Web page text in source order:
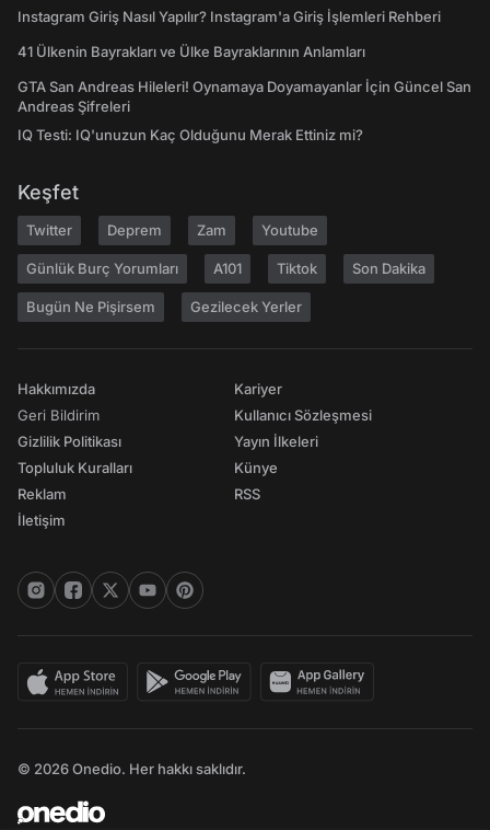
Instagram Giriş Nasıl Yapılır? Instagram'a Giriş İşlemleri Rehberi
41 Ülkenin Bayrakları ve Ülke Bayraklarının Anlamları
GTA San Andreas Hileleri! Oynamaya Doyamayanlar İçin Güncel San
Andreas Şifreleri
IQ Testi: IQ'unuzun Kaç Olduğunu Merak Ettiniz mi?
Keşfet
Twitter Deprem Zam Youtube
Günlük Burç Yorumları A101 Tiktok Son Dakika
Bugün Ne Pişirsem Gezilecek Yerler
Hakkımızda
Geri Bildirim
Gizlilik Politikası
Topluluk Kuralları
Reklam
İletişim
Kariyer
Kullanıcı Sözleşmesi
Yayın İlkeleri
Künye
RSS
© 2026 Onedio. Her hakkı saklıdır.